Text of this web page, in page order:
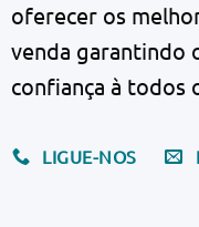
oferecer os
venda garantindo
confiança à todos
LIGUE-NOS